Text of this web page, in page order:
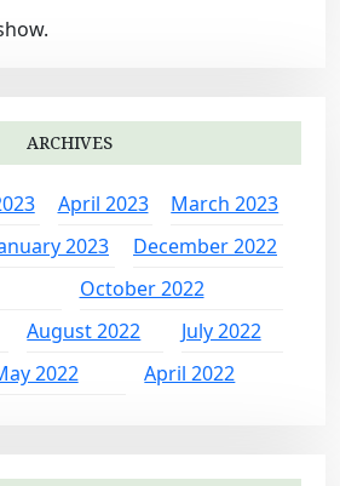
ARCHIVES
April 2023
March 2023
2023
December 2022
October 2022
August 2022
July 2022
2022 April 2022